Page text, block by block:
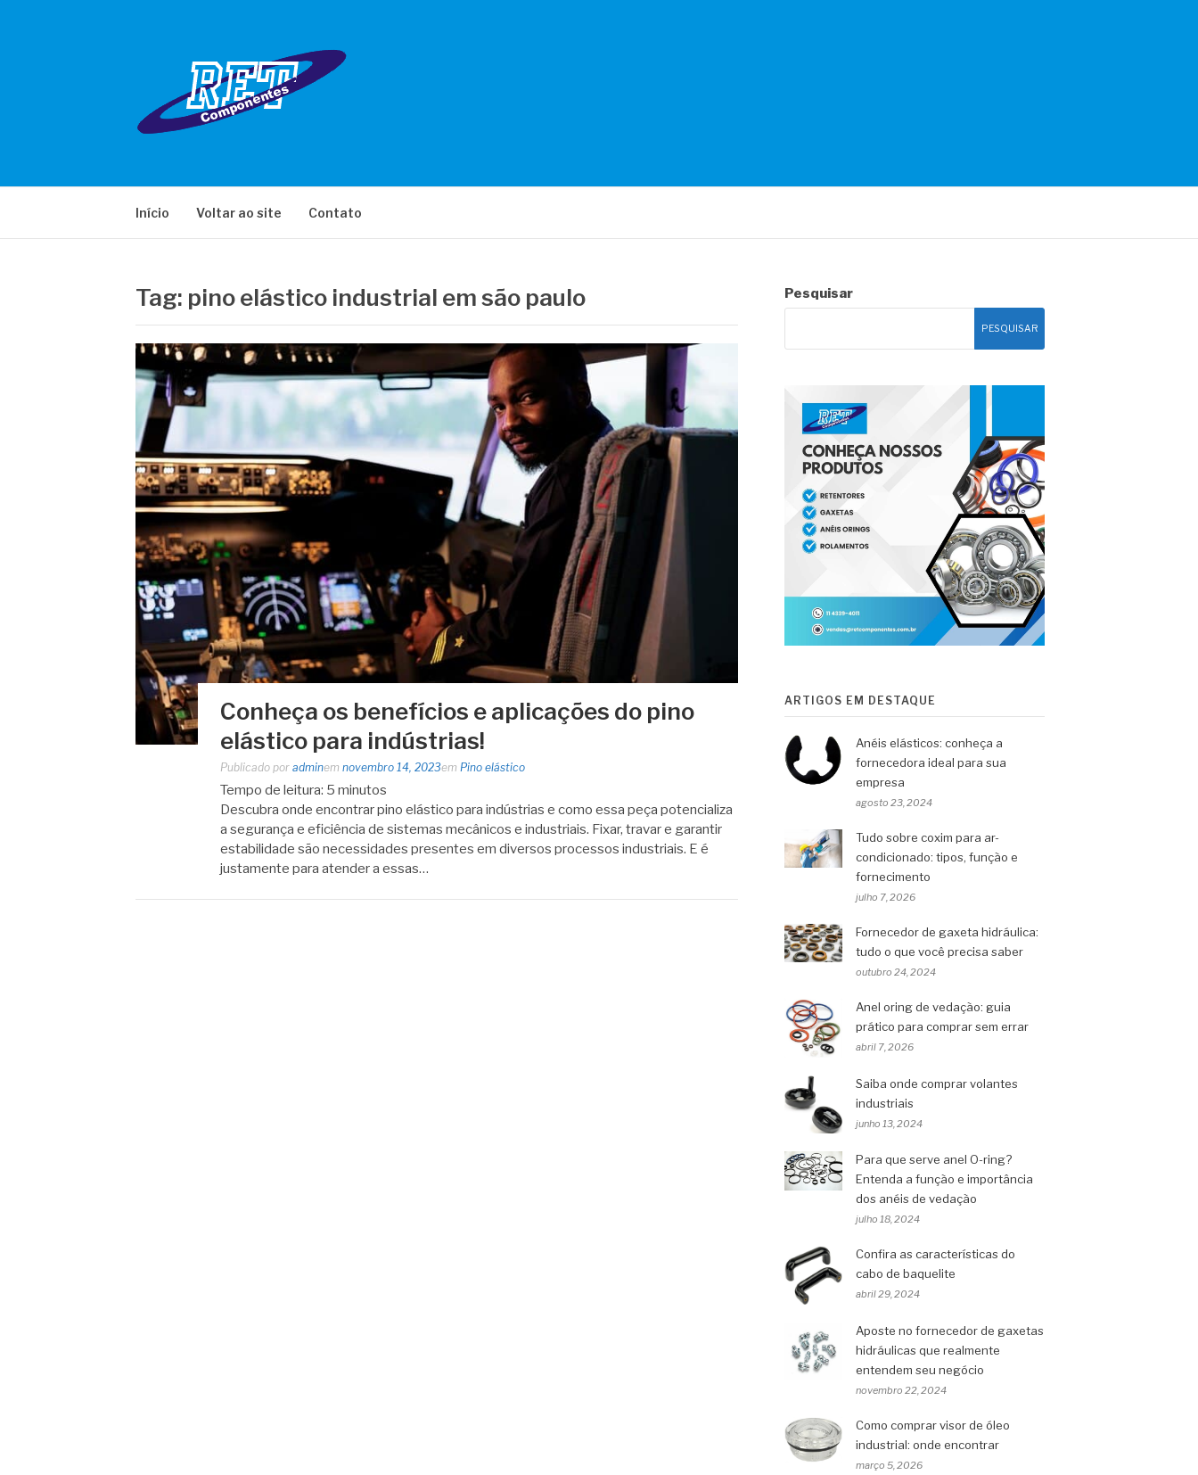
Início Voltar ao site Contato
Tag: pino elástico industrial em são paulo
Conheça os benefícios e aplicações do pino
elástico para indústrias!
Publicado por adminem novembro 14, 2023em Pino elástico
Tempo de leitura: 5 minutos
Descubra onde encontrar pino elástico para indústrias e como essa peça potencializa
a segurança e eficiência de sistemas mecânicos e industriais. Fixar, travar e garantir
estabilidade são necessidades presentes em diversos processos industriais. E é
justamente para atender a essas…
Pesquisar
PESQUISAR
ARTIGOS EM DESTAQUE
Anéis elásticos: conheça a
fornecedora ideal para sua
empresa
agosto 23, 2024
Tudo sobre coxim para ar-
condicionado: tipos, função e
fornecimento
julho 7, 2026
Fornecedor de gaxeta hidráulica:
tudo o que você precisa saber
outubro 24, 2024
Anel oring de vedação: guia
prático para comprar sem errar
abril 7, 2026
Saiba onde comprar volantes
industriais
junho 13, 2024
Para que serve anel O-ring?
Entenda a função e importância
dos anéis de vedação
julho 18, 2024
Confira as características do
cabo de baquelite
abril 29, 2024
Aposte no fornecedor de gaxetas
hidráulicas que realmente
entendem seu negócio
novembro 22, 2024
Como comprar visor de óleo
industrial: onde encontrar
março 5, 2026